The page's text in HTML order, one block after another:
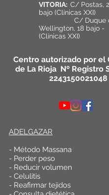
VITORIA: C/ Postas,
bajo (Clínicas XXI)
C/ Duque
Wellington, 18 bajo -
(Clínicas XXI)
Centro autorizado por el
de La Rioja Nº Registro
2243150021048
ADELGAZAR
- Método Massana
- Perder peso
- Reducir volumen
- Celulitis
- Reafirmar tejidos